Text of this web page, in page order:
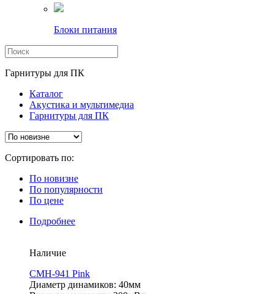
Блоки питания
Гарнитуры для ПК
Каталог
Акустика и мультимедиа
Гарнитуры для ПК
Сортировать по:
По новизне
По популярности
По цене
Подробнее
Наличие
CMH-941 Pink
Диаметр динамиков: 40мм